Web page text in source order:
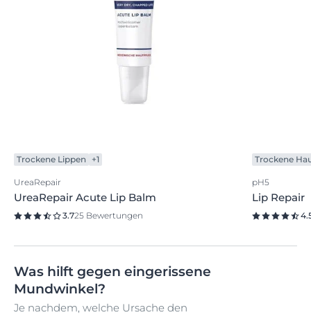
beispielsweise über die Hände an den Mund
chronische Erkrankungen, die das Immunsystem
Diabetes
Autoimmunerkrankungen, Krebserkrankungen, …)
schlechtsitzender Zahnersatz – dieser kann den
Trockene Lippen +1
UreaRepair
UreaRepair Acute Lip Balm
3.725 Bewertungen
Trockene
pH5
Lip Repair
Was hilft gegen eingerissene
Mundwinkel?
Je nachdem, welche Ursache den